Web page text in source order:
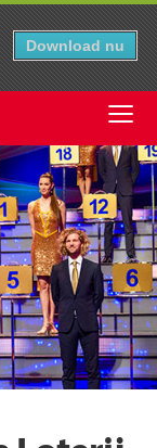
Download nu